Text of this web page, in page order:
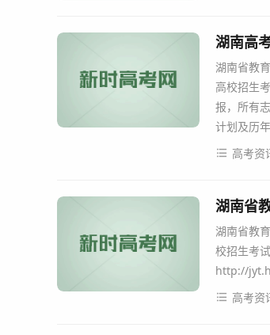
湖南高
湖南省教
高校招生
报，所有
计划及历
高考资
湖南省
湖南省教
校招生考
http://
高考资